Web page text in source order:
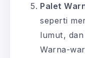
Palet
seperti
lumut,
Warna-